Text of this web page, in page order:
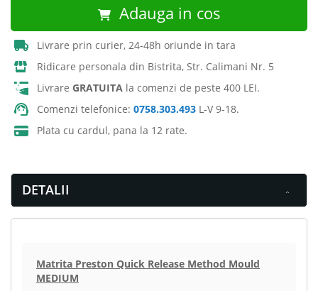
Adauga in cos
Livrare prin curier, 24-48h oriunde in tara
Ridicare personala din Bistrita, Str. Calimani Nr. 5
Livrare GRATUITA la comenzi de peste 400 LEI.
Comenzi telefonice: 0758.303.493 L-V 9-18.
Plata cu cardul, pana la 12 rate.
DETALII
Matrita Preston Quick Release Method Mould
MEDIUM